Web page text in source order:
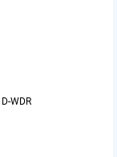
WDR